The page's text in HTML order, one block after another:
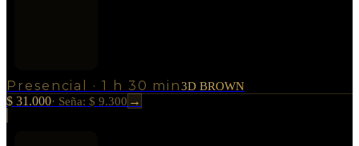
Presencial · 1 h 30 min3D BROWN
$ 31.000· Seña: $ 9.300 →